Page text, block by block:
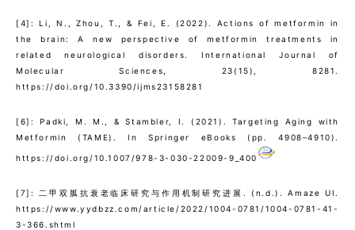
[4]: Li, N., Zhou, T., & Fei, E. (2022). Actions of metformin in
the brain: A new perspective of metformin treatments in
related neurological disorders. International Journal of
Molecular Sciences, 23(15), 8281.
https://doi.org/10.3390/ijms23158281
[6]: Padki, M. M., & Stambler, I. (2021). Targeting Aging with
Metformin (TAME). In Springer eBooks (pp. 4908–4910).
https://doi.org/10.1007/978-3-030-22009-9_400
[7]: 二甲双胍抗衰老临床研究与作用机制研究进展. (n.d.). Amaze UI.
https://www.yydbzz.com/article/2022/1004-0781/1004-0781-41-
3-366.shtml